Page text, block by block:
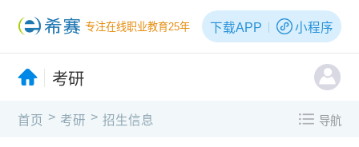
专注在线职业教育25年 下载APP 小程序
考研
首页 > 考研 > 招生信息 导航